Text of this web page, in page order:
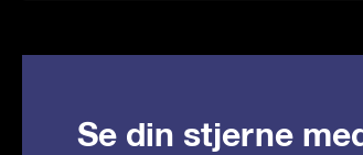
Se din stjerne